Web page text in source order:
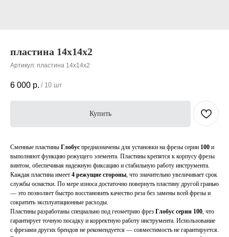
пластина 14х14х2
Артикул: пластина 14х14х2
6 000 р. / 10 шт
Купить
Сменные пластины Глобус предназначены для установки на фрезы серии 100 и
выполняют функцию режущего элемента. Пластины крепятся к корпусу фрезы
винтом, обеспечивая надежную фиксацию и стабильную работу инструмента.
Каждая пластина имеет 4 режущие стороны , что значительно увеличивает срок
службы оснастки. По мере износа достаточно повернуть пластину другой гранью
— это позволяет быстро восстановить качество реза без замены всей фрезы и
сократить эксплуатационные расходы.
Пластины разработаны специально под геометрию фрез Глобус серии 100 , что
гарантирует точную посадку и корректную работу инструмента. Использование
с фрезами других брендов не рекомендуется — совместимость не гарантируется.